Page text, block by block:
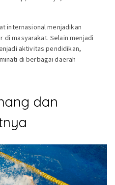
internasional menjadikan
di masyarakat. Selain menjadi
aktivitas pendidikan,
di berbagai daerah
dan